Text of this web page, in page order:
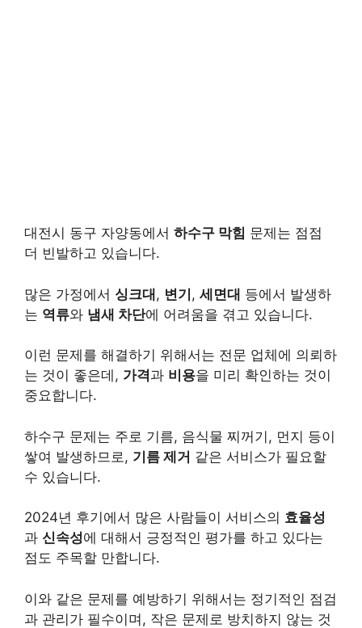
대전시 동구 자양동에서 하수구 막힘 문제는 점점
더 빈발하고 있습니다.
많은 가정에서 싱크대, 변기, 세면대 등에서 발생하
는 역류와 냄새 차단에 어려움을 겪고 있습니다.
이런 문제를 해결하기 위해서는 전문 업체에 의뢰하
는 것이 좋은데, 가격과 비용을 미리 확인하는 것이
중요합니다.
하수구 문제는 주로 기름, 음식물 찌꺼기, 먼지 등이
쌓여 발생하므로, 기름 제거 같은 서비스가 필요할
수 있습니다.
2024년 후기에서 많은 사람들이 서비스의 효율성
과 신속성에 대해서 긍정적인 평가를 하고 있다는
점도 주목할 만합니다.
이와 같은 문제를 예방하기 위해서는 정기적인 점검
과 관리가 필수이며, 작은 문제로 방치하지 않는 것